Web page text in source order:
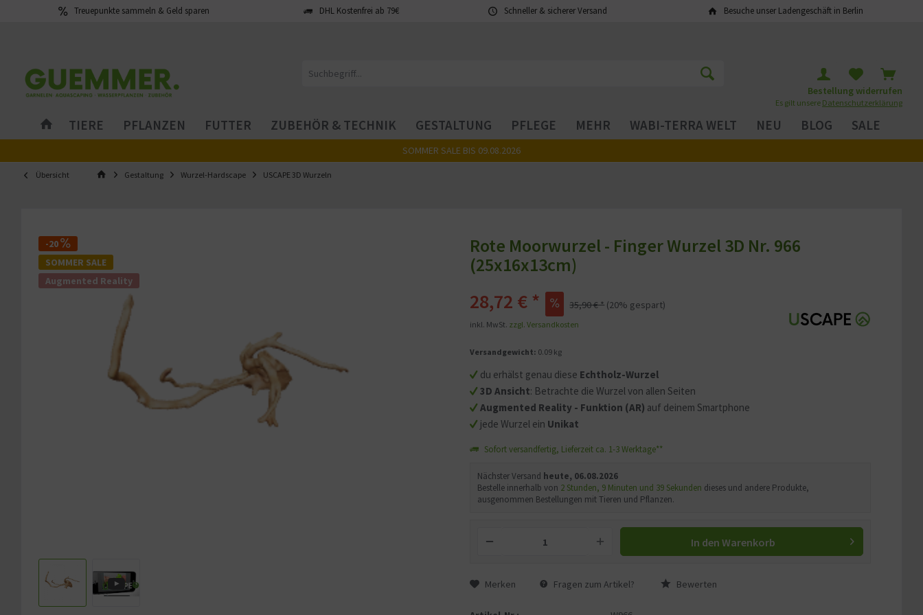
Treuepunkte sammeln & Geld sparen DHL Kostenfrei ab 79€ Schneller & sicherer Versand Besuche unser Ladengeschäft in Berlin
Bestellung widerrufen
Es gilt unsere Datenschutzerklärung
TIERE PFLANZEN FUTTER ZUBEHÖR & TECHNIK GESTALTUNG PFLEGE MEHR WABI-TERRA WELT NEU BLOG SALE
SOMMER SALE BIS 09.08.2026
Übersicht Gestaltung Wurzel-Hardscape USCAPE 3D Wurzeln
-20
SOMMER SALE
Augmented Reality
Sie sich einverstanden, dass Ihre Daten an YouTube
übermittelt werden und dass Sie die
gelesen haben.
Rote Moorwurzel - Finger Wurzel 3D Nr. 966
(25x16x13cm)
du erhälst genau diese Echtholz-Wurzel
3D Ansicht: Betrachte die Wurzel von allen Seiten
Augmented Reality - Funktion (AR) auf deinem Smartphone
jede Wurzel ein Unikat
28,72 € * 35,90 € * (20% gespart)
inkl. MwSt. zzgl. Versandkosten
Versandgewicht: 0.09 kg
Sofort versandfertig, Lieferzeit ca. 1-3 Werktage**
Nächster Versand heute, 06.08.2026
Bestelle innerhalb von 2 Stunden, 9 Minuten und 38 Sekunden dieses und andere Produkte,
ausgenommen Bestellungen mit Tieren und Pflanzen.
In den Warenkorb
Merken Fragen zum Artikel? Bewerten